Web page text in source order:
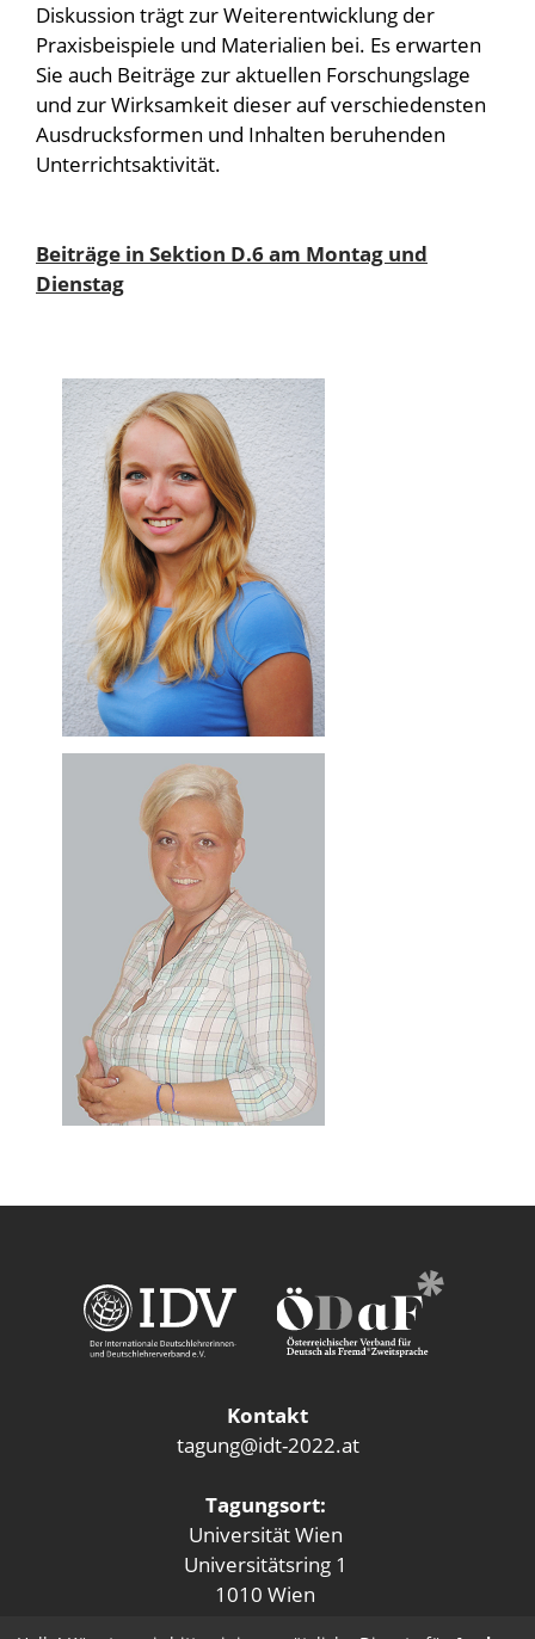
Diskussion trägt zur Weiterentwicklung der
Praxisbeispiele und Materialien bei. Es erwarten
Sie auch Beiträge zur aktuellen Forschungslage
und zur Wirksamkeit dieser auf verschiedensten
Ausdrucksformen und Inhalten beruhenden
Unterrichtsaktivität.
Beiträge in Sektion D.6 am Montag und
Dienstag
Kontakt
tagung@idt-2022.at
Tagungsort:
Universität Wien
Universitätsring 1
1010 Wien